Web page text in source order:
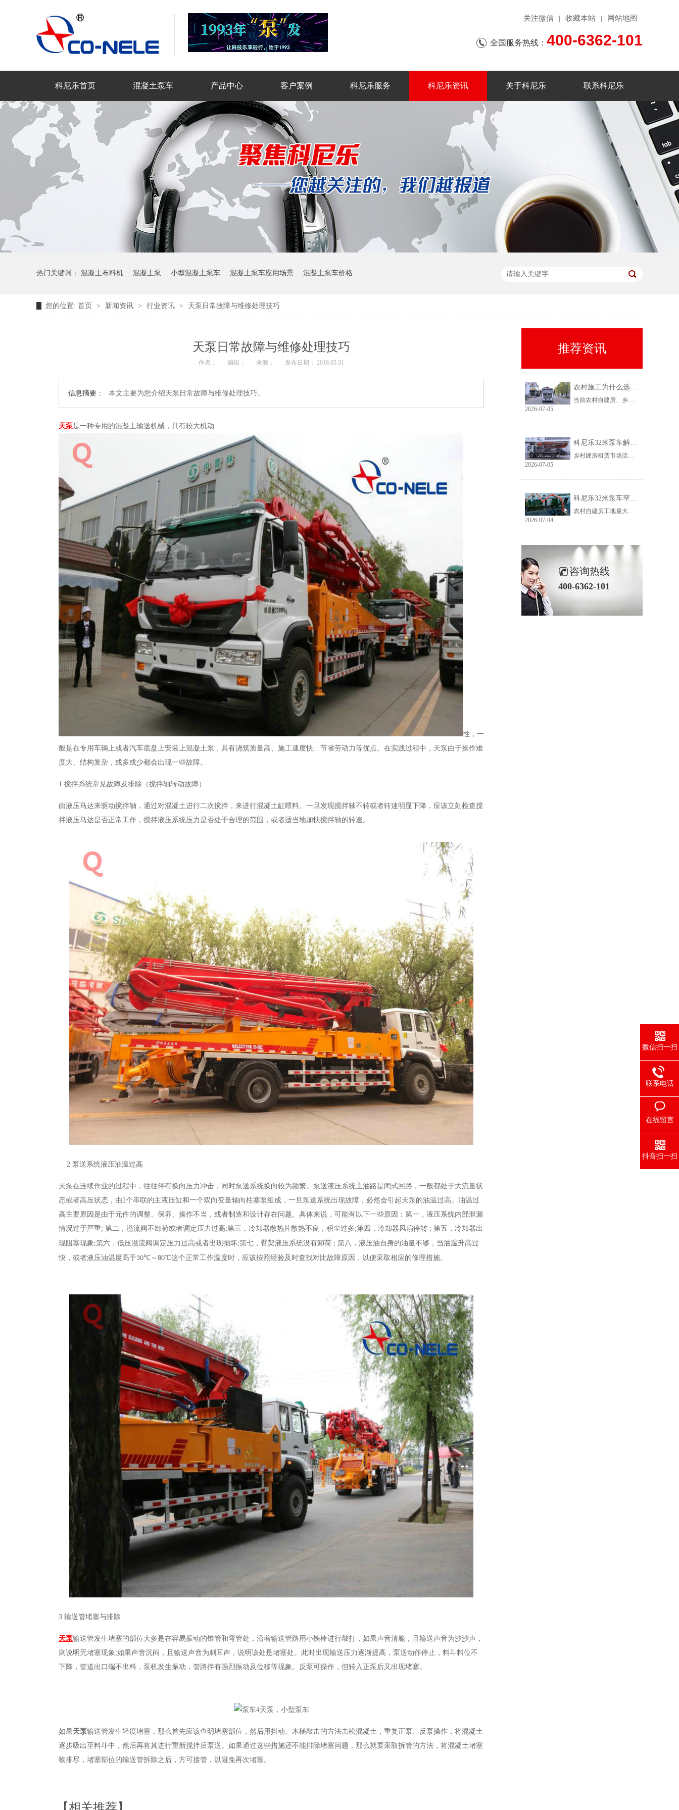
关注微信 收藏本站 网站地图
全国服务热线： 400-6362-101
科尼乐首页 混凝土泵车 产品中心 客户案例 科尼乐服务 科尼乐资讯 关于科尼乐 联系科尼乐
热门关键词： 混凝土布料机 混凝土泵 小型混凝土泵车 混凝土泵车应用场景 混凝土泵车价格
您的位置: 首页 > 新闻资讯 > 行业资讯 > 天泵日常故障与维修处理技巧
天泵日常故障与维修处理技巧
作者： 编辑： 来源： 发布日期： 2018.05.31
信息摘要： 本文主要为您介绍天泵日常故障与维修处理技巧。
天泵是一种专用的混凝土输送机械，具有较大机动
性，一
般是在专用车辆上或者汽车底盘上安装上混凝土泵，具有浇筑质量高、施工速度快、节省劳动力等优点。在实践过程中，天泵由于操作难
度大、结构复杂，或多或少都会出现一些故障。
1 搅拌系统常见故障及排除（搅拌轴转动故障）
由液压马达来驱动搅拌轴，通过对混凝土进行二次搅拌，来进行混凝土缸喂料。一旦发现搅拌轴不转或者转速明显下降，应该立刻检查搅
拌液压马达是否正常工作，搅拌液压系统压力是否处于合理的范围，或者适当地加快搅拌轴的转速。
2 泵送系统液压油温过高
天泵在连续作业的过程中，往往伴有换向压力冲击，同时泵送系统换向较为频繁。泵送液压系统主油路是闭式回路，一般都处于大流量状
态或者高压状态，由2个串联的主液压缸和一个双向变量轴向柱塞泵组成，一旦泵送系统出现故障，必然会引起天泵 的油温过高。油温过
高主要原因是由于元件的调整、保养、操作不当，或者制造和设计存在问题。具体来说，可能有以下一些原因：第一，液压系统内部泄漏
情况过于严重; 第二，溢流阀不卸荷或者调定压力过高;第三，冷却器散热片散热不良，积尘过多;第四，冷却器风扇停转 ; 第五，冷却器出
现阻塞现象;第六，低压溢流阀调定压力过高或者出现损坏;第七，臂架液压系统没有卸荷 ; 第八，液压油自身的油量不够，当油温升高过
快，或者液压油温度高于30℃～ 80℃这个正常工作温度时，应该按照经验及时查找对比故障原因，以便采取相应的修理措施。
3 输送管堵塞与排除
天泵输送管发生堵塞的部位大多是在容易振动的锥管和弯管处，沿着输送管路用小铁棒进行敲打，如果声音清脆，且输送声音为沙沙声，
则说明无堵塞现象;如果声音沉闷，且输送声音为刺耳声，说明该处是堵塞处。此时出现输送压力逐渐提高，泵送动作停止，料斗料位不
下降，管道出口端不出料，泵机发生振动，管路拌有强烈振动及位移等现象。反泵可操作，但转入正泵后又出现堵塞。
如果天泵输送管发生轻度堵塞，那么首先应该查明堵塞部位，然后用抖动、木槌敲击的方法击松混凝土，重复正泵、反泵操作，将混凝土
逐步吸出至料斗中，然后再将其进行重新搅拌后泵送。如果通过这些措施还不能排除堵塞问题，那么就要采取拆管的方法，将混凝土堵塞
物排尽，堵塞部位的输送管拆除之后，方可接管，以避免再次堵塞。
推荐资讯
农村施工为什么选择科尼乐32米泵车
当前农村自建房、乡镇小型基建需求持续上涨，乡镇泵车租赁需求稳定、回款快，是很多租赁老板的核心盈利市场。但农村工况复杂、场地受限、料况不稳定，传统大机型进场难、闲置高，杂牌小机型配置缩水、故障多、运维贵。综合工况适配性、稳定性、性价比来看，科尼乐32米泵车凭借均衡的参数配置和乡镇专属性能，成为农村施工的黄金主力机型。
2026-07-05
科尼乐32米泵车解决乡村窄巷通行难题
乡村建房租赁市场活源充足，但普遍存在路况差、场地窄、就位难等问题。传统大臂架泵车车身宽、轴距长、支腿占用空间大，受限于乡村路况，大量乡镇工地无法进场施工，导致很多租赁老板明明有活却接不到，严重限制接单范围与全年收益。科尼乐32米泵车从结构层面专项优化，彻底破解乡村窄巷通行、就位、施工三大痛点。
2026-07-05
科尼乐32米泵车窄巷施工优势解析
农村自建房工地最大的特点就是空间受限，巷道窄、院落小、障碍物多。市面上多数常规泵车车身尺寸大、支腿跨度宽，往往出现能进村、进不了院、进院不能施工的尴尬情况，最后只能人工接管浇筑，施工慢、人工贵、甲方满意度低。想要拿下乡镇窄场活源，设备的窄巷适配能力是关键，科尼乐32米泵车针对性优化狭小场地性能，完美适配农村复杂工况。
2026-07-04
咨询热线
400-6362-101
微信扫一扫
联系电话
在线留言
抖音扫一扫